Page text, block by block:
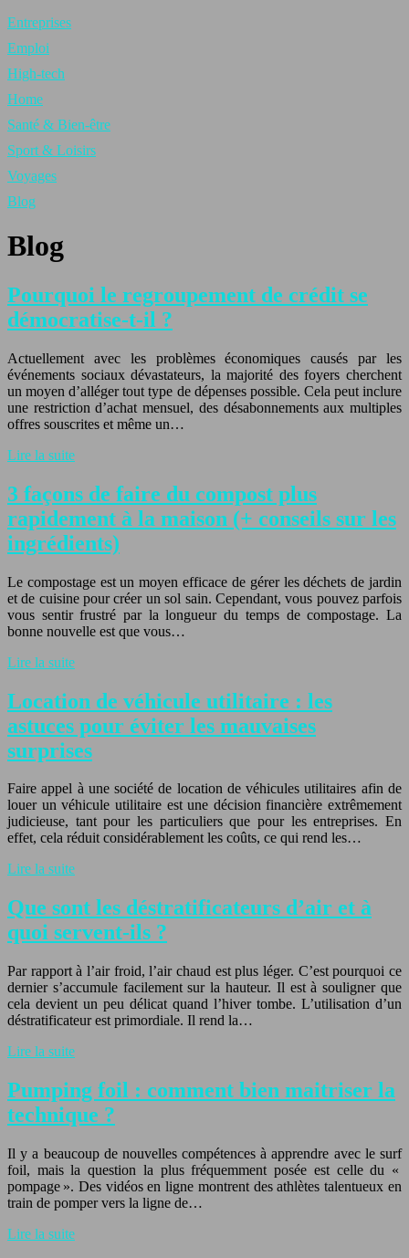
Entreprises
Emploi
High-tech
Home
Santé & Bien-être
Sport & Loisirs
Voyages
Blog
Blog
Pourquoi le regroupement de crédit se
démocratise-t-il ?
Actuellement avec les problèmes économiques causés par les
événements sociaux dévastateurs, la majorité des foyers cherchent
un moyen d’alléger tout type de dépenses possible. Cela peut inclure
une restriction d’achat mensuel, des désabonnements aux multiples
offres souscrites et même un…
Lire la suite
3 façons de faire du compost plus
rapidement à la maison (+ conseils sur les
ingrédients)
Le compostage est un moyen efficace de gérer les déchets de jardin
et de cuisine pour créer un sol sain. Cependant, vous pouvez parfois
vous sentir frustré par la longueur du temps de compostage. La
bonne nouvelle est que vous…
Lire la suite
Location de véhicule utilitaire : les
astuces pour éviter les mauvaises
surprises
Faire appel à une société de location de véhicules utilitaires afin de
louer un véhicule utilitaire est une décision financière extrêmement
judicieuse, tant pour les particuliers que pour les entreprises. En
effet, cela réduit considérablement les coûts, ce qui rend les…
Lire la suite
Que sont les déstratificateurs d’air et à
quoi servent-ils ?
Par rapport à l’air froid, l’air chaud est plus léger. C’est pourquoi ce
dernier s’accumule facilement sur la hauteur. Il est à souligner que
cela devient un peu délicat quand l’hiver tombe. L’utilisation d’un
déstratificateur est primordiale. Il rend la…
Lire la suite
Pumping foil : comment bien maitriser la
technique ?
Il y a beaucoup de nouvelles compétences à apprendre avec le surf
foil, mais la question la plus fréquemment posée est celle du «
pompage ». Des vidéos en ligne montrent des athlètes talentueux en
train de pomper vers la ligne de…
Lire la suite